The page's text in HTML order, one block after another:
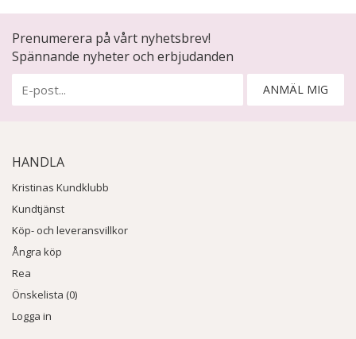
Prenumerera på vårt nyhetsbrev!
Spännande nyheter och erbjudanden
ANMÄL MIG
HANDLA
Kristinas Kundklubb
Kundtjänst
Köp- och leveransvillkor
Ångra köp
Rea
Önskelista (0)
Logga in